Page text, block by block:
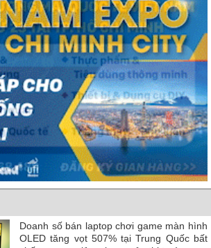
Doanh số bán laptop chơi game màn hình
OLED tăng vọt 507% tại Trung Quốc bất